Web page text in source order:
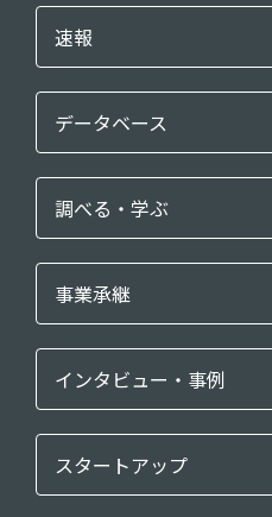
速報
データベース
調べる・学ぶ
事業承継
インタビュー・事例
スタートアップ